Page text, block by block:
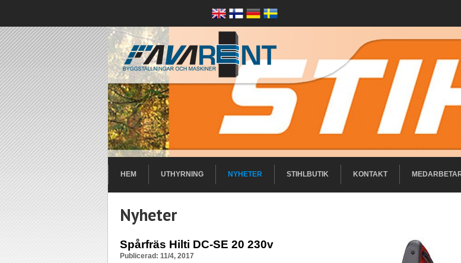
HEM UTHYRNING NYHETER STIHLBUTIK KONTAKT
Nyheter
Spårfräs Hilti DC-SE 20 230v
Publicerad: 11/4, 2017